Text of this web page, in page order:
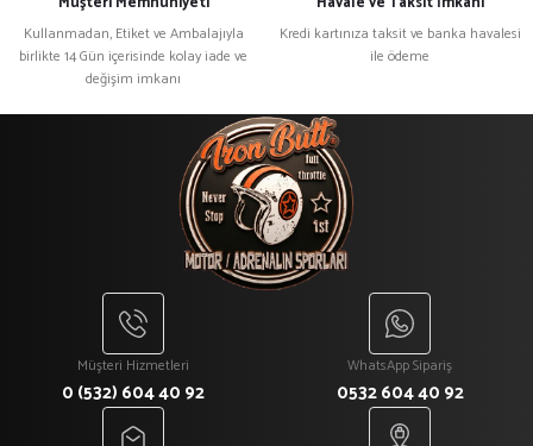
Bu ürüne benzer farklı alternatifler olmalı.
Gönder
Kullanmadan, Etiket ve Ambalajıyla
birlikte 14 Gün içerisinde kolay iade ve
değişim imkanı
Kredi kartınıza taksit ve banka havalesi
ile ödeme
Müşteri Hizmetleri
0 (532) 604 40 92
WhatsApp Sipariş
0532 604 40 92